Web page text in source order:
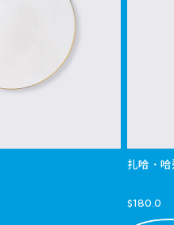
扎哈．
$180.0